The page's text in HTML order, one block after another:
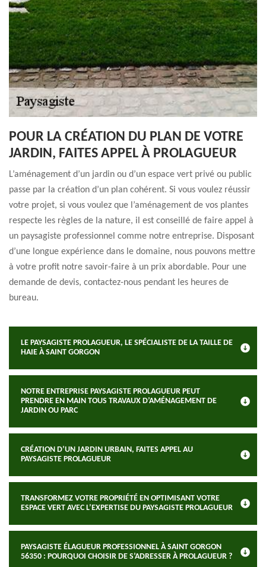
POUR LA CRÉATION DU PLAN DE VOTRE
JARDIN, FAITES APPEL À PROLAGUEUR
L’aménagement d’un jardin ou d’un espace vert privé ou public
passe par la création d’un plan cohérent. Si vous voulez réussir
votre projet, si vous voulez que l’aménagement de vos plantes
respecte les règles de la nature, il est conseillé de faire appel à
un paysagiste professionnel comme notre entreprise. Disposant
d’une longue expérience dans le domaine, nous pouvons mettre
à votre profit notre savoir-faire à un prix abordable. Pour une
demande de devis, contactez-nous pendant les heures de
bureau.
LE PAYSAGISTE PROLAGUEUR, LE SPÉCIALISTE DE LA TAILLE DE
HAIE À SAINT GORGON
NOTRE ENTREPRISE PAYSAGISTE PROLAGUEUR PEUT
PRENDRE EN MAIN TOUS TRAVAUX D’AMÉNAGEMENT DE
JARDIN OU PARC
CRÉATION D’UN JARDIN URBAIN, FAITES APPEL AU
PAYSAGISTE PROLAGUEUR
TRANSFORMEZ VOTRE PROPRIÉTÉ EN OPTIMISANT VOTRE
ESPACE VERT AVEC L’EXPERTISE DU PAYSAGISTE PROLAGUEUR
PAYSAGISTE ÉLAGUEUR PROFESSIONNEL À SAINT GORGON
56350 : POURQUOI CHOISIR DE S’ADRESSER À PROLAGUEUR ?